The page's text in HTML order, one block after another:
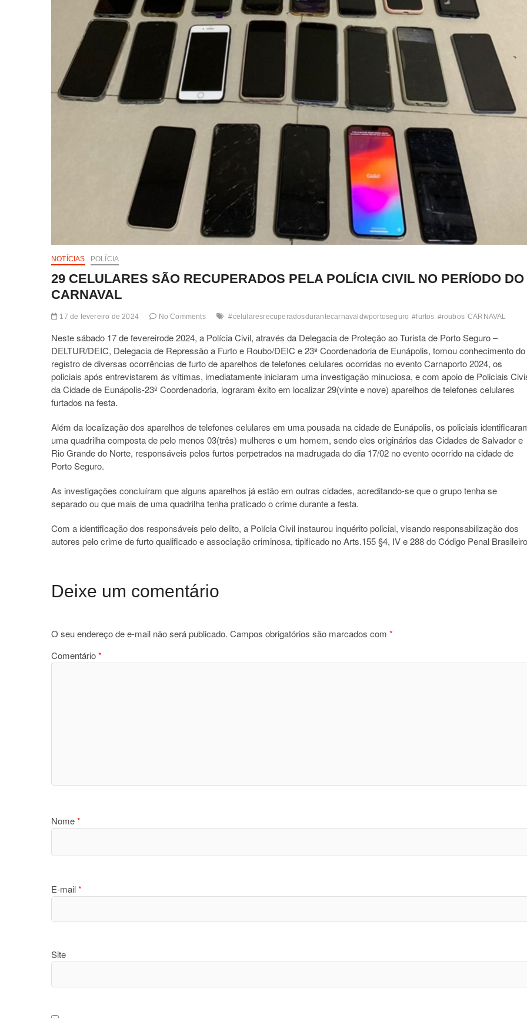
NOTÍCIAS POLÍCIA
29 CELULARES SÃO RECUPERADOS PELA POLÍCIA CIVIL NO PERÍODO DO
CARNAVAL
17 de fevereiro de 2024 No Comments #celularesrecuperadosdurantecarnavaldwportoseguro #furtos #roubos CARNAVAL
Neste sábado 17 de fevereirode 2024, a Polícia Civil, através da Delegacia de Proteção ao Turista de Porto Seguro –
DELTUR/DEIC, Delegacia de Repressão a Furto e Roubo/DEIC e 23ª Coordenadoria de Eunápolis, tomou conhecimento do
registro de diversas ocorrências de furto de aparelhos de telefones celulares ocorridas no evento Carnaporto 2024, os
policiais após entrevistarem ás vítimas, imediatamente iniciaram uma investigação minuciosa, e com apoio de Policiais
da Cidade de Eunápolis-23ª Coordenadoria, lograram êxito em localizar 29(vinte e nove) aparelhos de telefones celulares
furtados na festa.
Além da localização dos aparelhos de telefones celulares em uma pousada na cidade de Eunápolis, os policiais
uma quadrilha composta de pelo menos 03(três) mulheres e um homem, sendo eles originários das Cidades de Salvador e
Rio Grande do Norte, responsáveis pelos furtos perpetrados na madrugada do dia 17/02 no evento ocorrido na cidade de
Porto Seguro.
As investigações concluíram que alguns aparelhos já estão em outras cidades, acreditando-se que o grupo tenha se
separado ou que mais de uma quadrilha tenha praticado o crime durante a festa.
Com a identificação dos responsáveis pelo delito, a Polícia Civil instaurou inquérito policial, visando responsabilização dos
autores pelo crime de furto qualificado e associação criminosa, tipificado no Arts.155 §4, IV e 288 do Código Penal
Deixe um comentário
O seu endereço de e-mail não será publicado. Campos obrigatórios são marcados com *
Comentário*
Nome*
E-mail*
Site